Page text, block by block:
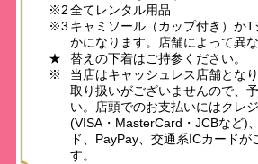
※2全てレンタル用品
※3 キャミソール（カップ付き）か
かになります。店舗によって異な
★
替えの下着はご持参ください。
※
当店はキャッシュレス店舗とな
取り扱いがございませんので、
い。店頭でのお支払いにはクレ
(VISA・MasterCard・JCBなど)
ド、PayPay、交通系ICカードが
す。